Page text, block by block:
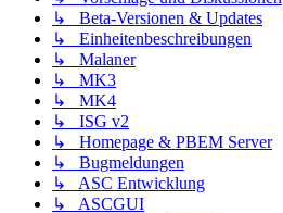
↳ Beta-Versionen & Updates
↳ Einheitenbeschreibungen
↳ Malaner
↳ MK3
↳ MK4
↳ ISG v2
↳ Homepage & PBEM Server
↳ Bugmeldungen
↳ ASC Entwicklung
↳ ASCGUI